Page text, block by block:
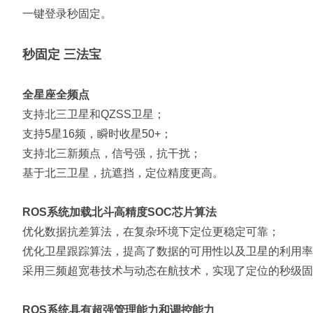
一键登录秒固定。
秒固定 三法宝
全星座全频点
支持北三卫星和QZSS卫星；
支持5星16频，瞬时收星50+；
支持北三新频点，信号强，抗干扰；
基于北三卫星，抗遮挡，定位精度更高。
ROS系统加载北斗高精度SOC芯片算法
优化数据抗差算法，在复杂环境下定位更稳定可靠；
优化卫星跟踪算法，提高了数据的可用性以及卫星的利用
采用三频超宽巷技术与动态在航技术，实现了定位的秒级
ROS系统具有超强管理能力和调控能力